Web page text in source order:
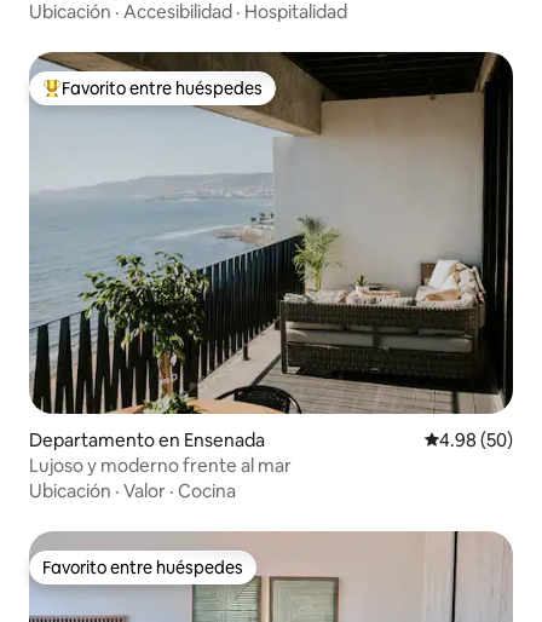
Ubicación · Accesibilidad · Hospitalidad
De los mejores en Favorito entre huéspedes
Favorito entre huéspedes
Departamento en Ensenada Calificación
4.98 (50)
Lujoso y moderno frente al mar
Ubicación · Valor · Cocina
Favorito entre huéspedes
Favorito entre huéspedes